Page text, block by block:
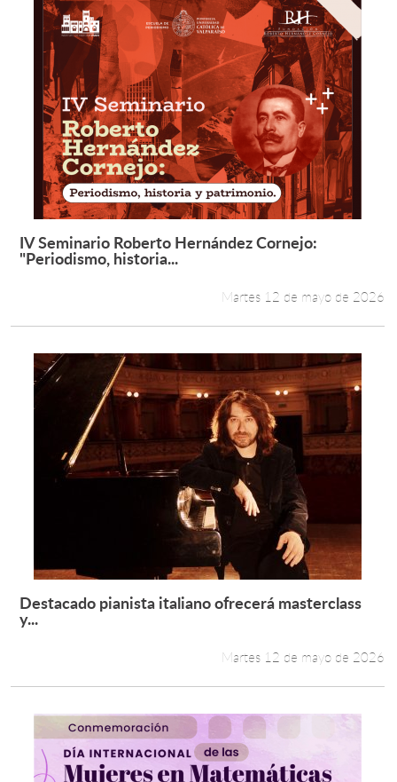
Leer más +
IV Seminario Roberto Hernández Cornejo:
"Periodismo, historia...
Martes 12 de mayo de 2026
Leer más +
Destacado pianista italiano ofrecerá masterclass
y...
Martes 12 de mayo de 2026